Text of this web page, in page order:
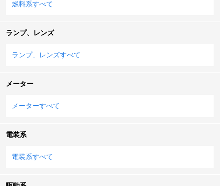
燃料系すべて
ランプ、レンズ
ランプ、レンズすべて
メーター
メーターすべて
電装系
電装系すべて